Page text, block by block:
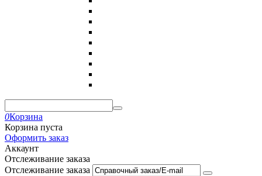
0Корзина
Корзина пуста
Оформить заказ
Аккаунт
Отслеживание заказа
Отслеживание заказа